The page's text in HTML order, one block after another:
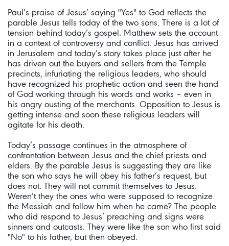
Paul’s praise of Jesus’ saying "Yes" to God reflects the
parable Jesus tells today of the two sons. There is a lot of
tension behind today’s gospel. Matthew sets the account
in a context of controversy and conflict. Jesus has arrived
in Jerusalem and today’s story takes place just after he
has driven out the buyers and sellers from the Temple
precincts, infuriating the religious leaders, who should
have recognized his prophetic action and seen the hand
of God working through his words and works – even in
his angry ousting of the merchants. Opposition to Jesus is
getting intense and soon these religious leaders will
agitate for his death.
Today’s passage continues in the atmosphere of
confrontation between Jesus and the chief priests and
elders. By the parable Jesus is suggesting they are like
the son who says he will obey his father’s request, but
does not. They will not commit themselves to Jesus.
Weren’t they the ones who were supposed to recognize
the Messiah and follow him when he came? The people
who did respond to Jesus’ preaching and signs were
sinners and outcasts. They were like the son who first said
"No" to his father, but then obeyed.